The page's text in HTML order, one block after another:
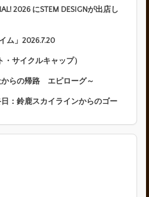
2026 にSTEM DESIGNが出店し
ム」2026.7.20
サイクルキャップ）
からの帰路 エピローグ～
：鈴鹿スカイラインからのゴー